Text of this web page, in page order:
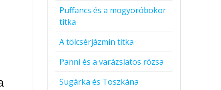
Puffancs és a mogyoróbokor
titka
A tölcsérjázmin titka
Panni és a varázslatos rózsa
Sugárka és Toszkána